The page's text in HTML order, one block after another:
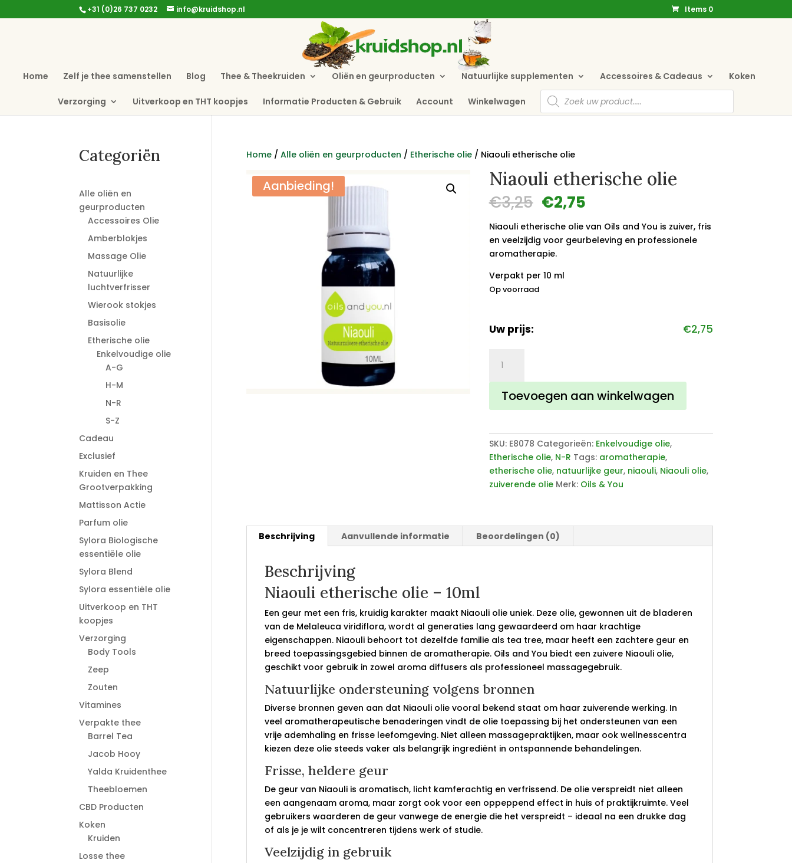
+31 (0)26 737 0232 info@kruidshop.nl Items 0
Home Zelf je thee samenstellen Blog Thee & Theekruiden Oliën en geurproducten Natuurlijke supplementen Accessoires & Cadeaus Koken
Verzorging Uitverkoop en THT koopjes Informatie Producten & Gebruik Account Winkelwagen
Producten
zoeken
Home/ Alle oliën en geurproducten / Etherische olie/ Niaouli etherische olie
Aanbieding! Niaouli etherische olie
€3,25 Oorspronkelijke
prijs
was:
€3,25.
€2,75Huidige
is:
€2,75.
Niaouli etherische olie van Oils and You is zuiver, fris
en veelzijdig voor geurbeleving en professionele
aromatherapie.
Verpakt per 10 ml
Op voorraad
Uw prijs: €2,75
etherische
olie
aantal
Toevoegen aan winkelwagen
SKU: E8078 Categorieën: Enkelvoudige olie,
Etherische olie, N-R Tags: aromatherapie,
etherische olie, natuurlijke geur, niaouli, Niaouli olie,
zuiverende olie Merk: Oils & You
Beschrijving Aanvullende informatie Beoordelingen (0)
Beschrijving
Niaouli etherische olie – 10ml
Een geur met een fris, kruidig karakter maakt Niaouli olie uniek. Deze olie, gewonnen uit de bladeren
van de Melaleuca viridiflora, wordt al generaties lang gewaardeerd om haar krachtige
eigenschappen. Niaouli behoort tot dezelfde familie als tea tree, maar heeft een zachtere geur en
breed toepassingsgebied binnen de aromatherapie. Oils and You biedt een zuivere Niaouli olie,
geschikt voor gebruik in zowel aroma diffusers als professioneel massagegebruik.
Natuurlijke ondersteuning volgens bronnen
Diverse bronnen geven aan dat Niaouli olie vooral bekend staat om haar zuiverende werking. In
veel aromatherapeutische benaderingen vindt de olie toepassing bij het ondersteunen van een
vrije ademhaling en frisse leefomgeving. Niet alleen massagepraktijken, maar ook wellnesscentra
kiezen deze olie steeds vaker als belangrijk ingrediënt in ontspannende behandelingen.
Frisse, heldere geur
De geur van Niaouli is aromatisch, licht kamferachtig en verfrissend. De olie verspreidt niet alleen
een aangenaam aroma, maar zorgt ook voor een oppeppend effect in huis of praktijkruimte. Veel
gebruikers waarderen de geur vanwege de energie die het verspreidt – ideaal na een drukke dag
of als je je wilt concentreren tijdens werk of studie.
Veelzijdig in gebruik
Categoriën
Alle oliën en
geurproducten
Accessoires Olie
Amberblokjes
Massage Olie
Natuurlijke
luchtverfrisser
Wierook stokjes
Basisolie
Etherische olie
Enkelvoudige olie
A-G
H-M
N-R
S-Z
Cadeau
Exclusief
Kruiden en Thee
Grootverpakking
Mattisson Actie
Parfum olie
Sylora Biologische
essentiële olie
Sylora Blend
Sylora essentiële olie
Uitverkoop en THT
koopjes
Verzorging
Body Tools
Zeep
Zouten
Vitamines
Verpakte thee
Barrel Tea
Jacob Hooy
Yalda Kruidenthee
Theebloemen
CBD Producten
Koken
Kruiden
Losse thee